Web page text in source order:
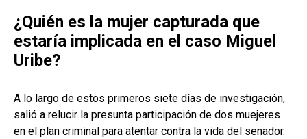
¿Quién es la mujer capturada que
estaría implicada en el caso Miguel
Uribe?
A lo largo de estos primeros siete días de investigación,
salió a relucir la presunta participación de dos muejeres
en el plan criminal para atentar contra la vida del senador.